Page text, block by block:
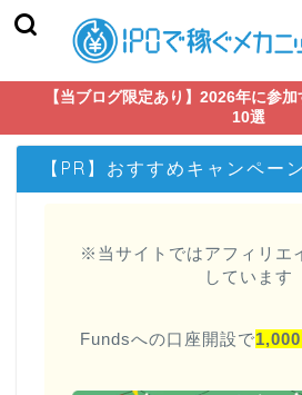
【当ブログ限定あり】2026年に参
10選
【PR】おすすめキャンペー
※当サイトではアフィリエ
しています
Fundsへの口座開設で1,000